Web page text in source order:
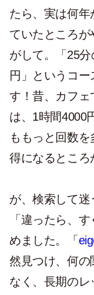
たら、実は何
ていたところ
がして。「25
円」というコ
す！昔、カフ
は、1時間4000
ももっと回数
得になるところ
が、検索して迷
「違ったら、
めました。「
然見つけ、何の
なく、長期の